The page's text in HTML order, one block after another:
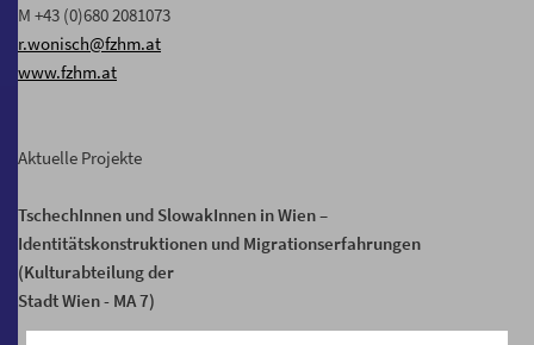
M +43 (0)680 2081073
r.wonisch@fzhm.at
www.fzhm.at
Aktuelle Projekte
TschechInnen und SlowakInnen in Wien –
Identitätskonstruktionen und Migrationserfahrungen
(Kulturabteilung der
Stadt Wien - MA 7)